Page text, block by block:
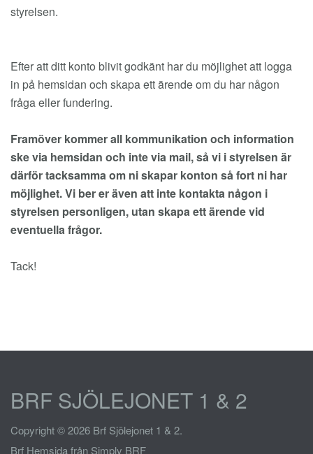
styrelsen.
Efter att ditt konto blivit godkänt har du möjlighet att logga
in på hemsidan och skapa ett ärende om du har någon
fråga eller fundering.
Framöver kommer all kommunikation och information
ske via hemsidan och inte via mail, så vi i styrelsen är
därför tacksamma om ni skapar konton så fort ni har
möjlighet. Vi ber er även att inte kontakta någon i
styrelsen personligen, utan skapa ett ärende vid
eventuella frågor.
Tack!
BRF SJÖLEJONET 1 & 2
Copyright © 2026 Brf Sjölejonet 1 & 2.
Brf Hemsidafrån Simply BRF